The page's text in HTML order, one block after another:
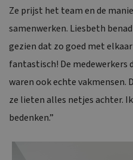
Ze prijst het team en de
samenwerken. Liesbeth
gezien dat zo goed met
fantastisch! De medewerkers
waren ook echte vakmensen.
ze lieten alles netjes achter.
bedenken.”